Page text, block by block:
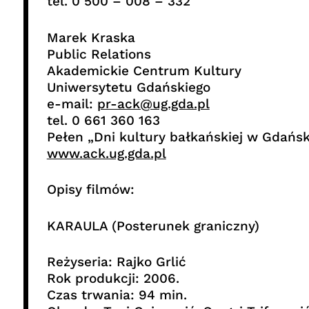
Marek Kraska
Public Relations
Akademickie Centrum Kultury
Uniwersytetu Gdańskiego
e-mail: pr-ack@ug.gda.pl
tel. 0 661 360 163
Pełen „Dni kultury bałkańskiej w
www.ack.ug.gda.pl
Opisy filmów:
KARAULA (Posterunek graniczny)
Reżyseria: Rajko Grlić
Rok produkcji: 2006.
Czas trwania: 94 min.